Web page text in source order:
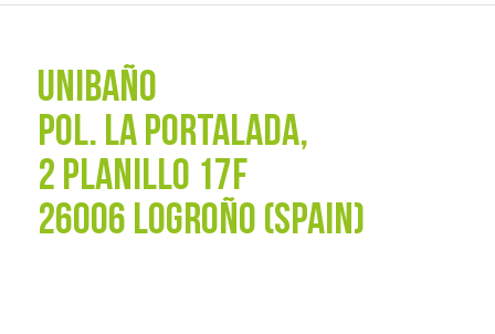
UNIBAÑO
POL. La Portalada,
2 PLANILLO 17F
26006 LOGROÑO (SPAIN)